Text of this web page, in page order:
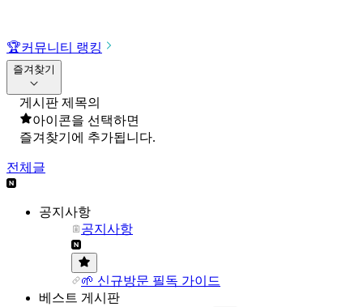
🏆커뮤니티 랭킹
즐겨찾기
게시판 제목의
아이콘을 선택하면
즐겨찾기에 추가됩니다.
전체글
공지사항
공지사항
🌱 신규방문 필독 가이드
베스트 게시판